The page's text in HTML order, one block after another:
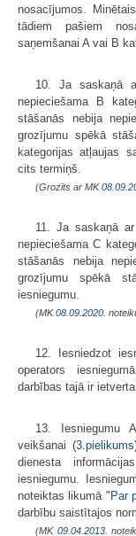
nosacījumos.
tādiem pašiem
saņemšanai A vai B
10. Ja saskaņā
nepieciešama B
stāšanās nebija
grozījumu spēkā
kategorijas atļaujas
cits termiņš.
(Grozīts ar MK
11. Ja saskaņā
nepieciešama C
stāšanās nebija
grozījumu spēkā
iesniegumu.
(MK08.09.2020.
12. Iesniedzot
operators
darbības tajā ir
13. Iesniegumu
veikšanai (3.pielikums
dienesta
iesniegumu.
noteiktas likumā " Par
darbību saistītajos
(MK 09.04.2013.